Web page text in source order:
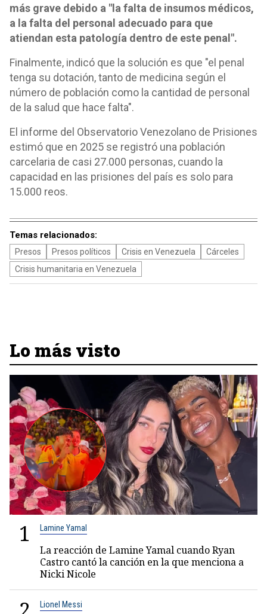
más grave debido a "la falta de insumos médicos,
a la falta del personal adecuado para que
atiendan esta patología dentro de este penal".
Finalmente, indicó que la solución es que "el penal
tenga su dotación, tanto de medicina según el
número de población como la cantidad de personal
de la salud que hace falta".
El informe del Observatorio Venezolano de Prisiones
estimó que en 2025 se registró una población
carcelaria de casi 27.000 personas, cuando la
capacidad en las prisiones del país es solo para
15.000 reos.
Temas relacionados:
Presos Presos políticos Crisis en Venezuela
Cárceles
Crisis humanitaria en Venezuela
Lo más visto
1 Lamine Yamal
La reacción de Lamine Yamal cuando Ryan
Castro cantó la canción en la que menciona a
Nicki Nicole
Lionel Messi